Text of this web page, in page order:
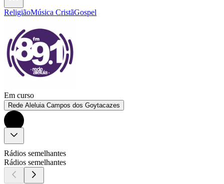
ReligiãoMúsica CristãGospel
Em curso
Rede Aleluia Campos dos Goytacazes
Rádios semelhantes
Rádios semelhantes